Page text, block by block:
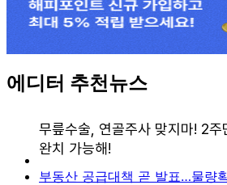
에디터 추천뉴스
부동산 공급대책 곧 발표…물량